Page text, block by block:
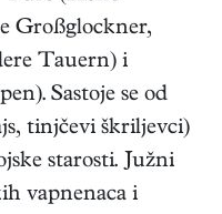
Großglockner,
Tauern) i
Sastoje se od
tinjčevi škriljevci)
starosti. Južni
vapnenaca i